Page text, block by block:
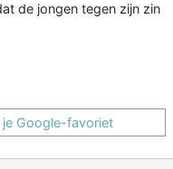
de jongen tegen zijn zin
je Google-favoriet